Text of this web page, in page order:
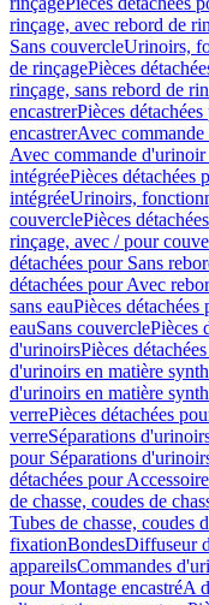
rinçage, avec rebord de
Sans couvercleUrinoirs,
de rinçagePièces
rinçage, sans rebord de
encastrerPièces
encastrerAvec
Avec commande d'urinoir
intégréePièces détachées
intégréeUrinoirs,
couverclePièces
rinçage, avec / pour
détachées pour Sans
détachées pour Avec
sans eauPièces
eauSans couverclePièces
d'urinoirsPièces
d'urinoirs en matière
d'urinoirs en matière
verrePièces détachées
verreSéparations
pour Séparations
détachées pour
de chasse, coudes de
Tubes de chasse, coudes
fixationBondesDiffuseur
appareilsCommandes
pour Montage encastréA